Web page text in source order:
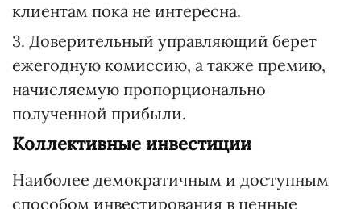
клиентам пока не интересна.
3. Доверительный управляющий берет
ежегодную комиссию, а также премию,
начисляемую пропорционально
полученной прибыли.
Коллективные инвестиции
Наиболее демократичным и доступным
способом инвестирования в ценные